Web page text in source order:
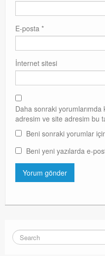
E-posta *
İnternet sitesi
Daha sonraki yorumlarımda
adresim ve site adresim bu
Beni sonraki yorumlar
Beni yeni yazılarda e-